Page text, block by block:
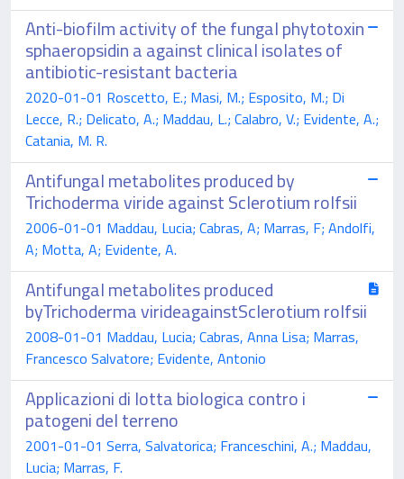
Anti-biofilm activity of the fungal phytotoxin
sphaeropsidin a against clinical isolates of
antibiotic-resistant bacteria
2020-01-01 Roscetto, E.; Masi, M.; Esposito, M.; Di
Lecce, R.; Delicato, A.; Maddau, L.; Calabro, V.; Evidente, A.;
Catania, M. R.
Antifungal metabolites produced by
Trichoderma viride against Sclerotium rolfsii
2006-01-01 Maddau, Lucia; Cabras, A; Marras, F; Andolfi,
A; Motta, A; Evidente, A.
Antifungal metabolites produced
byTrichoderma virideagainstSclerotium rolfsii
2008-01-01 Maddau, Lucia; Cabras, Anna Lisa; Marras,
Francesco Salvatore; Evidente, Antonio
Applicazioni di lotta biologica contro i
patogeni del terreno
2001-01-01 Serra, Salvatorica; Franceschini, A.; Maddau,
Lucia; Marras, F.